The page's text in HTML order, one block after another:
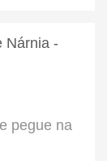
Nárnia -
pegue na